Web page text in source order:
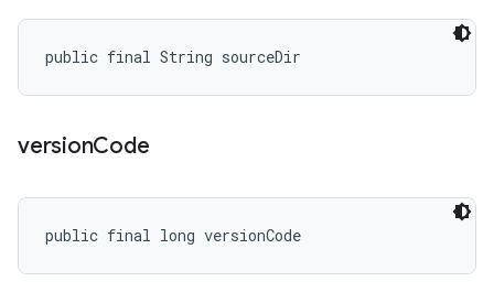
public final String sourceDir
versionCode
public final long versionCode